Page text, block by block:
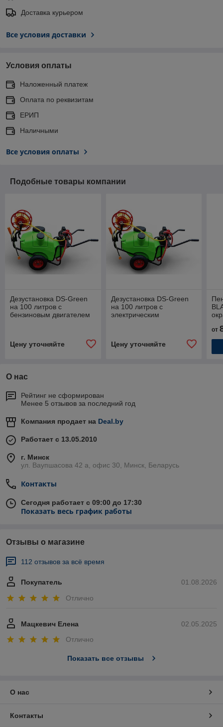
Доставка курьером
Все условия доставки
Условия оплаты
Наложенный платеж
Оплата по реквизитам
ЕРИП
Наличными
Все условия оплаты
Подобные товары компании
Дезустановка DS-Green
на 100 литров с
бензиновым двигателем
Цену уточняйте
Дезустановка DS-Green
на 100 литров с
электрическим
Цену уточняйте
от
О нас
Рейтинг не сформирован
Менее 5 отзывов за последний год
Компания продает на Deal.by
Работает с 13.05.2010
г. Минск
ул. Ваупшасова 42 а, офис 30, Минск, Беларусь
Контакты
Сегодня работает с 09:00 до 17:30
Показать весь график работы
Отзывы о магазине
112 отзывов за всё время
01.08.2026
Покупатель
Отлично
02.05.2025
Мацкевич Елена
Отлично
Показать все отзывы
О нас
Контакты